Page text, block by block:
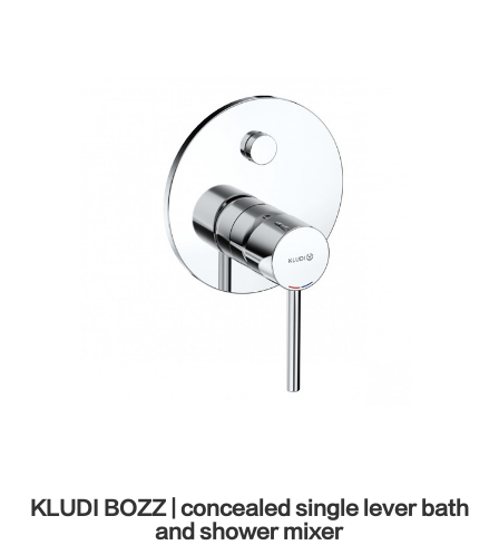
KLUDI BOZZ | concealed single lever bath
and shower mixer